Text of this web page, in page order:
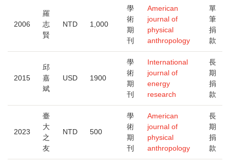
2006
羅
志
賢
NTD 1,000
學
術
期
刊
American
journal of
physical
anthropology
單
筆
捐
款
2015
邱
嘉
斌
USD 1900
學
術
期
刊
International
journal of
energy
research
長
期
捐
款
2023
臺
大
之
友
NTD 500
學
術
期
刊
American
journal of
physical
anthropology
長
期
捐
款